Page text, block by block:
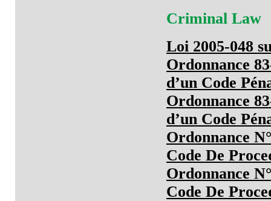
Criminal Law
Loi 2005-048
Ordonnance
d’un Code
Ordonnance
d’un Code
Ordonnance
Code De
Ordonnance
Code De